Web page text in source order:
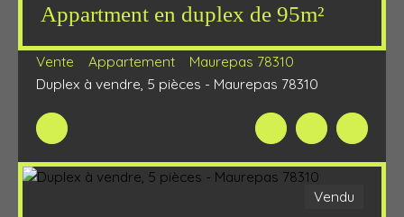
Appartment en duplex de 95m²
Vente Appartement
Maurepas 78310
Duplex à vendre, 5 pièces - Maurepas 78310
Vendu